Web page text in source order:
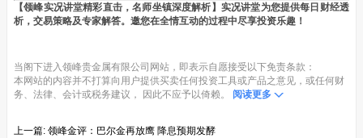
【领峰实况讲堂精彩直击，名师坐镇深度解析】实况讲堂为您提供每日财经透
析，交易策略及专家解答。邀您在全情互动的过程中尽享投资乐趣！
当阁下进入领峰贵金属有限公司网站，即表示自愿接受以下免责条款：
本网站的内容并不打算向用户提供买卖任何投资工具或产品之意见，或任何财
务、法律、会计或税务建议， 因此不应予以倚赖。 阅读更多
上一篇: 领峰金评：巴尔金再放鹰 降息预期发酵